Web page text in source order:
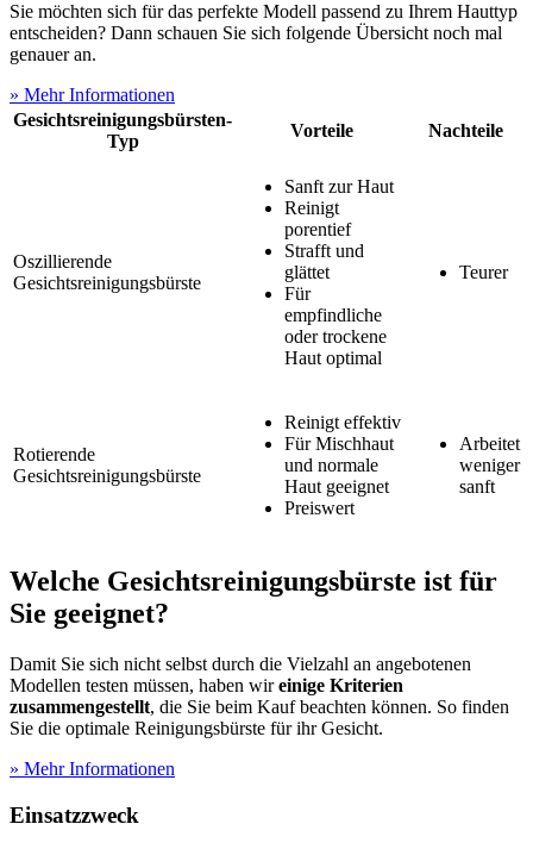
Sie möchten sich für das perfekte Modell passend zu Ihrem Hauttyp
entscheiden? Dann schauen Sie sich folgende Übersicht noch mal
genauer an.
» Mehr Informationen
Gesichtsreinigungsbürsten-
Typ
Vorteile Nachteile
Oszillierende
Gesichtsreinigungsbürste
Sanft zur Haut
Reinigt
porentief
Strafft und
glättet
Für
empfindliche
oder trockene
Haut optimal
Teurer
Rotierende
Gesichtsreinigungsbürste
Reinigt effektiv
Für Mischhaut
und normale
Haut geeignet
Preiswert
Arbeitet
weniger
sanft
Welche Gesichtsreinigungsbürste ist für
Sie geeignet?
Damit Sie sich nicht selbst durch die Vielzahl an angebotenen
Modellen testen müssen, haben wireinige Kriterien
zusammengestellt, die Sie beim Kauf beachten können. So finden
Sie die optimale Reinigungsbürste für ihr Gesicht.
» Mehr Informationen
Einsatzzweck